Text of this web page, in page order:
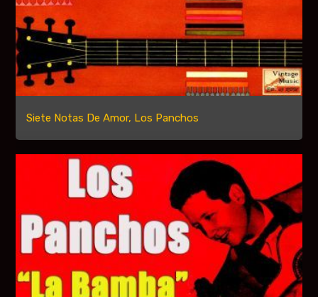
Siete Notas De Amor, Los Panchos